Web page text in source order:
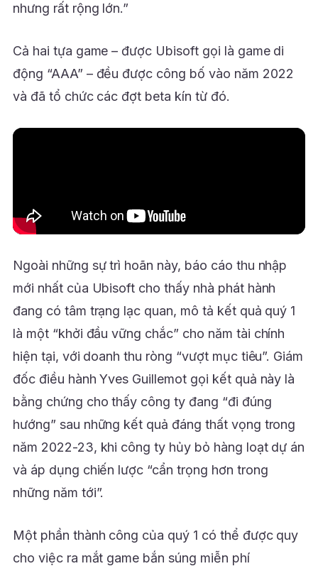
nhưng rất rộng lớn.”
Cả hai tựa game – được Ubisoft gọi là game di
động “AAA” – đều được công bố vào năm 2022
và đã tổ chức các đợt beta kín từ đó.
Ngoài những sự trì hoãn này, báo cáo thu nhập
mới nhất của Ubisoft cho thấy nhà phát hành
đang có tâm trạng lạc quan, mô tả kết quả quý 1
là một “khởi đầu vững chắc” cho năm tài chính
hiện tại, với doanh thu ròng “vượt mục tiêu”. Giám
đốc điều hành Yves Guillemot gọi kết quả này là
bằng chứng cho thấy công ty đang “đi đúng
hướng” sau những kết quả đáng thất vọng trong
năm 2022-23, khi công ty hủy bỏ hàng loạt dự án
và áp dụng chiến lược “cẩn trọng hơn trong
những năm tới”.
Một phần thành công của quý 1 có thể được quy
cho việc ra mắt game bắn súng miễn phí